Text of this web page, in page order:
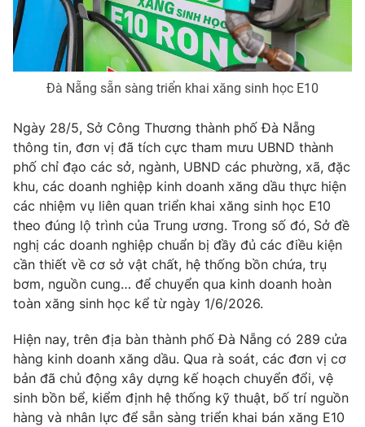
Hậu trường
Nhân vật
Khán giả
Điện ảnh
Âm nhạc
Đời sống
Du lịch
Chất lượng cuộc sống
Giáo dục
Tuyển sinh
Học trực tuyến
Công nghệ
Hitech Công nghệ tương lai
Sản phẩm
Thị trường
Tư vấn
Giao lưu trực tuyến
Lịch phát sóng
Chuyên mục khác
Emagazine Podcast
Photo Infographic
Video Shorts video
Đà Nẵng sẵn sàng triển khai xăng sinh học E10
Ngày 28/5, Sở Công Thương thành phố Đà Nẵng
thông tin, đơn vị đã tích cực tham mưu UBND thành
phố chỉ đạo các sở, ngành, UBND các phường, xã, đặc
khu, các doanh nghiệp kinh doanh xăng dầu thực hiện
các nhiệm vụ liên quan triển khai xăng sinh học E10
theo đúng lộ trình của Trung ương. Trong số đó, Sở đề
nghị các doanh nghiệp chuẩn bị đầy đủ các điều kiện
cần thiết về cơ sở vật chất, hệ thống bồn chứa, trụ
bơm, nguồn cung… để chuyển qua kinh doanh hoàn
toàn xăng sinh học kể từ ngày 1/6/2026.
Hiện nay, trên địa bàn thành phố Đà Nẵng có 289 cửa
hàng kinh doanh xăng dầu. Qua rà soát, các đơn vị cơ
bản đã chủ động xây dựng kế hoạch chuyển đổi, vệ
sinh bồn bể, kiểm định hệ thống kỹ thuật, bố trí nguồn
hàng và nhân lực để sẵn sàng triển khai bán xăng E10